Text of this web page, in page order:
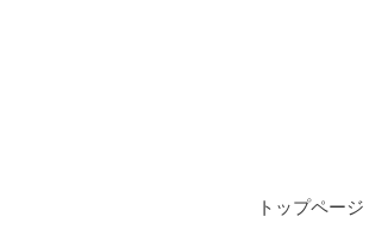
トップページ